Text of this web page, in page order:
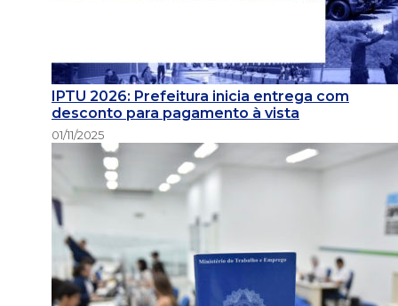
IPTU 2026: Prefeitura inicia entrega com
desconto para pagamento à vista
01/11/2025